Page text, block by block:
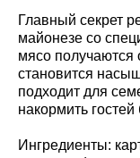
Главный секрет
майонезе со
мясо получаются
становится
подходит для
накормить
Ингредиенты: